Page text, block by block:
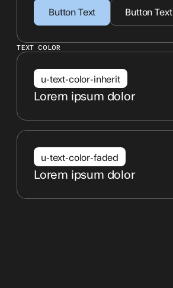
Button Text Button Text
TEXT COLOR
u-text-color-inherit
Lorem ipsum dolor
u-text-color-faded
Lorem ipsum dolor